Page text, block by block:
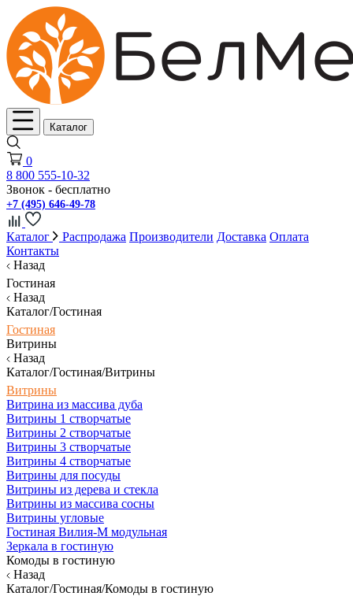
Каталог
0
8 800 555-10-32
Звонок - бесплатно
+7 (495) 646-49-78
Каталог Распродажа Производители Доставка Оплата
Контакты
Назад
Гостиная
Назад
Каталог/Гостиная
Гостиная
Витрины
Назад
Каталог/Гостиная/Витрины
Витрины
Витрина из массива дуба
Витрины 1 створчатые
Витрины 2 створчатые
Витрины 3 створчатые
Витрины 4 створчатые
Витрины для посуды
Витрины из дерева и стекла
Витрины из массива сосны
Витрины угловые
Гостиная Вилия-М модульная
Зеркала в гостиную
Комоды в гостиную
Назад
Каталог/Гостиная/Комоды в гостиную